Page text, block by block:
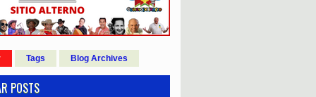
Tags Blog Archives
POSTS